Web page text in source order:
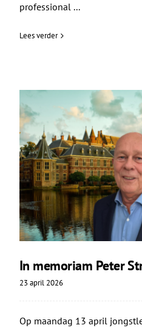
professional ...
Lees verder
In memoriam Peter
23 april 2026
Op maandag 13 april